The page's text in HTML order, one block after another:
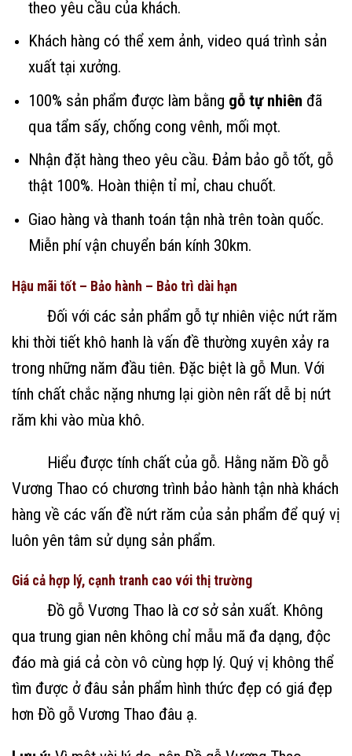
theo yêu cầu của khách.
Khách hàng có thể xem ảnh, video quá trình sản
xuất tại xưởng.
100% sản phẩm được làm bằng gỗ tự nhiên đã
qua tẩm sấy, chống cong vênh, mối mọt.
Nhận đặt hàng theo yêu cầu. Đảm bảo gỗ tốt, gỗ
thật 100%. Hoàn thiện tỉ mỉ, chau chuốt.
Giao hàng và thanh toán tận nhà trên toàn quốc.
Miễn phí vận chuyển bán kính 30km.
Hậu mãi tốt – Bảo hành – Bảo trì dài hạn
Đối với các sản phẩm gỗ tự nhiên việc nứt răm
khi thời tiết khô hanh là vấn đề thường xuyên xảy ra
trong những năm đầu tiên. Đặc biệt là gỗ Mun. Với
tính chất chắc nặng nhưng lại giòn nên rất dễ bị nứt
răm khi vào mùa khô.
Hiểu được tính chất của gỗ. Hằng năm Đồ gỗ
Vương Thao có chương trình bảo hành tận nhà khách
hàng về các vấn đề nứt răm của sản phẩm để quý vị
luôn yên tâm sử dụng sản phẩm.
Giá cả hợp lý, cạnh tranh cao với thị trường
Đồ gỗ Vương Thao là cơ sở sản xuất. Không
qua trung gian nên không chỉ mẫu mã đa dạng, độc
đáo mà giá cả còn vô cùng hợp lý. Quý vị không thể
tìm được ở đâu sản phẩm hình thức đẹp có giá đẹp
hơn Đồ gỗ Vương Thao đâu ạ.